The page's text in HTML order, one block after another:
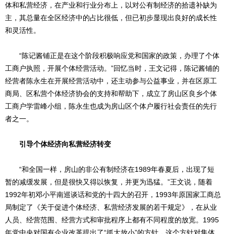
体和私营经济，在产业和行业分布上，以对公有制经济的拾遗补缺为
主，其总量在全区经济中的占比很低，但已初步显现出良好的成长性
和灵活性。
“陈记酱铺正是在这个阶段积极响应党和国家的政策，办理了个体
工商户执照，开展个体经营活动。”回忆当时，王文记得，陈记酱铺的
经营者陈永生在开展经营活动中，还主动参与公益事业，并在区原工
商局、区私营个体经济协会的支持和帮助下，成立了房山区良乡个体
工商户学雷峰小组，陈永生也成为房山区个体户履行社会责任的先行
者之一。
引导个体经济向私营经济转变
“和全国一样，房山的非公有制经济在1989年春夏后，出现了短
暂的减缓发展，但是很快又得以恢复，并更为迅猛。”王文说，随着
1992年初邓小平南巡谈话和党的十四大的召开，1993年原国家工商总
局制定了《关于促进个体经济、私营经济发展的若干规定》，在从业
人员、经营范围、经营方式和审批程序上都有不同程度的放宽。1995